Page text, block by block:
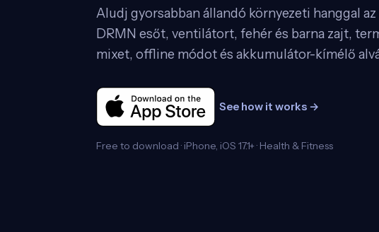
Aludj gyorsabban állandó környezeti hanggal
DRMN esőt, ventilátort, fehér és barna zajt,
mixet, offline módot és akkumulátor-kímélő
See how it works →
Free to download · iPhone, iOS 17.1+ · Health & Fitness